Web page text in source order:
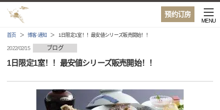
预约订房
MENU
首页 博客·通知 1日限定1室！！最安値シリーズ販売開始！！
2022/02/15 ブログ
1日限定1室！！最安値シリーズ販売開始！！